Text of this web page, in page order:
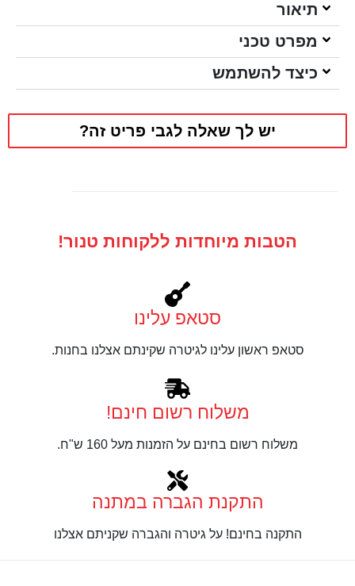
תיאור
מפרט טכני
כיצד להשתמש
יש לך שאלה לגבי פריט זה?
הטבות מיוחדות ללקוחות טנור!
סטאפ עלינו
סטאפ ראשון עלינו לגיטרה שקינתם אצלנו בחנות.
משלוח רשום חינם!
משלוח רשום בחינם על הזמנות מעל 160 ש"ח.
התקנת הגברה במתנה
התקנה בחינם! על גיטרה והגברה שקניתם אצלנו